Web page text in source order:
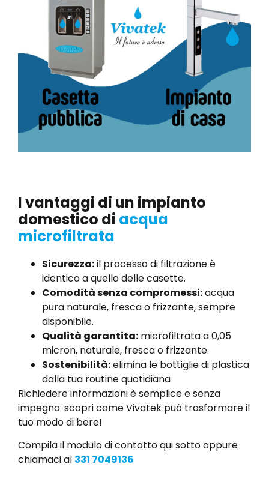
I vantaggi di un impianto
domestico di acqua
microfiltrata
Sicurezza:il processo di filtrazione è
identico a quello delle casette.
Comodità senza compromessi:acqua
pura naturale, fresca o frizzante, sempre
disponibile.
Qualità garantita: microfiltrata a 0,05
micron, naturale, fresca o frizzante.
Sostenibilità:elimina le bottiglie di plastica
dalla tua routine quotidiana
Richiedere informazioni è semplice e senza
impegno: scopri come Vivatek può trasformare il
tuo modo di bere!
Compila il modulo di contatto qui sotto oppure
chiamaci al 331 7049136